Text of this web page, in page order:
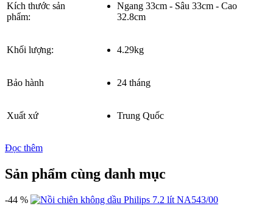
Kích thước sản
phẩm:
Ngang 33cm - Sâu 33cm - Cao
32.8cm
Khối lượng: 4.29kg
Bảo hành 24 tháng
Xuất xứ Trung Quốc
Đọc thêm
Sản phẩm cùng danh mục
-44 %